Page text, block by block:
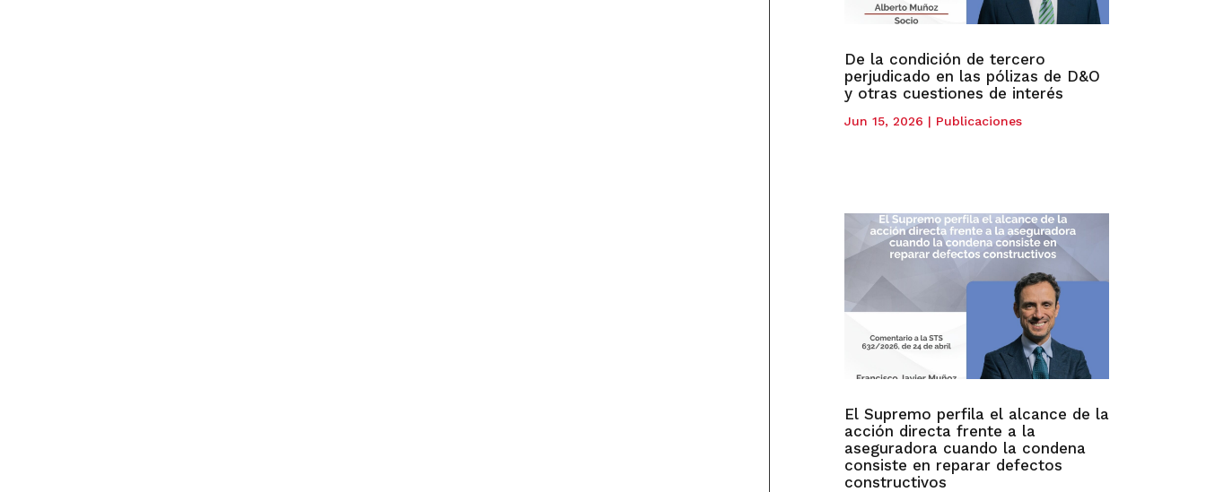
De la condición de tercero
perjudicado en las pólizas de D&O
y otras cuestiones de interés
Jun 15, 2026 | Publicaciones
El Supremo perfila el alcance de la
acción directa frente a la
aseguradora cuando la condena
consiste en reparar defectos
constructivos